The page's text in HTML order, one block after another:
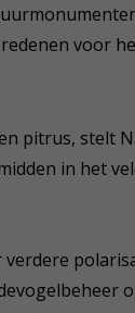
voor
pitrus, stelt
in het